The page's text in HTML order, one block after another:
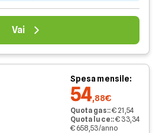
Vai
Spesa mensile:
54,88€
Quota gas::€ 21,54
Quota luce::€ 33,34
€ 658,53/anno